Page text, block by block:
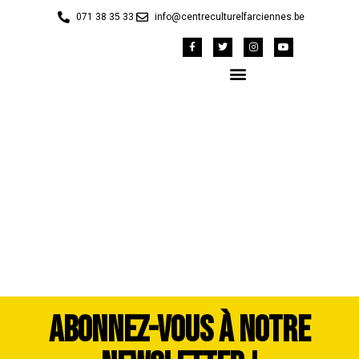
071 38 35 33 info@centreculturelfarciennes.be
ABONNEZ-VOUS À NOTRE